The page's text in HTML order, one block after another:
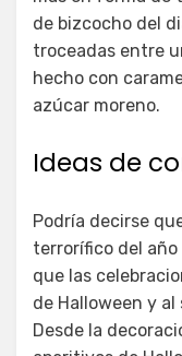
de bizcocho del
troceadas entre
hecho con
azúcar moreno.
Ideas de
Podría decirse
terrorífico del año
que las
de Halloween y
Desde la